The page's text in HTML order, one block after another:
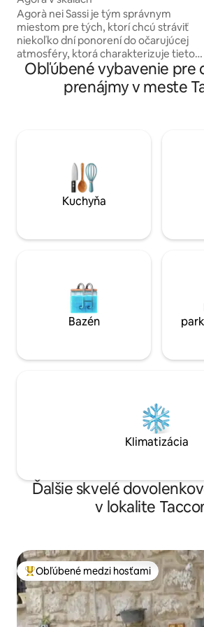
Agorà nei Sassi je tým správnym
miestom pre tých, ktorí chcú stráviť
niekoľko dní ponorení do očarujúcej
atmosféry, ktorá charakterizuje tieto
miesta! Agorà pozostáva z 1
spálne (manželská posteľ a samostatné
lôžko), kúpeľne a kuchyne s vlastným
nádhernej súkromnej terasy s vlastným
prístupom... ideálne pre rodiny alebo
priateľov🧳🛎
Obľúbené vybavenie pre
prenájmy v meste
Kuchyňa
Bazén
Klimatizácia
Ďalšie skvelé
v lokalite
Najobľúbenejšie medzi hosťami
Obľúbené medzi hosťami